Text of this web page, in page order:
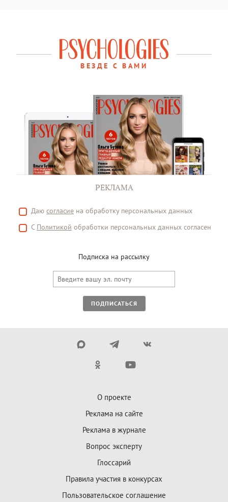
ВЕЗДЕ С ВАМИ
РЕКЛАМА
Даю согласие на обработку персональных данных
С Политикой обработки персональных данных согласен
Подписка на рассылку
ПОДПИСАТЬСЯ
О проекте
Реклама на сайте
Реклама в журнале
Вопрос эксперту
Глоссарий
Правила участия в конкурсах
Пользовательское соглашение